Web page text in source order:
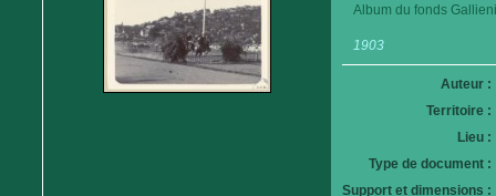
Album du fonds
1903
Auteur :
Territoire :
Lieu :
Type de document :
Support et dimensions :